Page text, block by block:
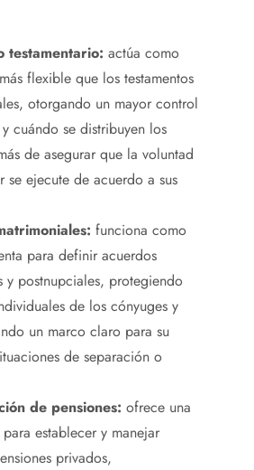
testamentario: actúa como
flexible que los testamentos
otorgando un mayor control
cuándo se distribuyen los
de asegurar que la voluntad
se ejecute de acuerdo a sus
funciona como
para definir acuerdos
y postnupciales, protegiendo
de los cónyuges y
un marco claro para su
de separación o
de pensiones: ofrece una
establecer y manejar
privados,